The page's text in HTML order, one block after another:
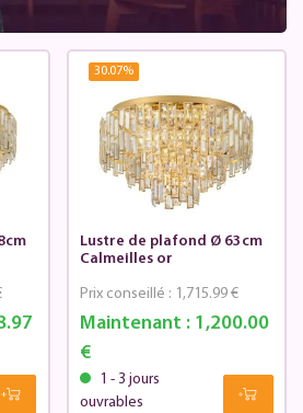
30.07%
Lustre de plafond Ø 63cm
Calmeilles or
Maintenant : 1,200.00
€
Prix conseillé : 1,715.99 €
1 - 3 jours
ouvrables